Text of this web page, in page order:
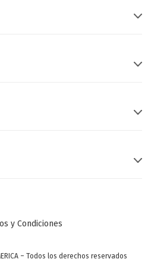
y Condiciones
– Todos los derechos reservados